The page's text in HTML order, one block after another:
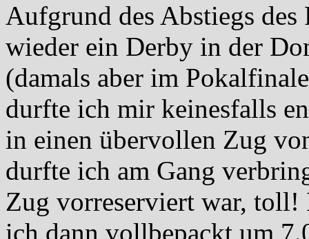
Aufgrund des Abstiegs des
wieder ein Derby in der
(damals aber im
durfte ich mir keinesfalls
in einen übervollen Zug
durfte ich am Gang
Zug vorreserviert war, toll!
ich dann vollbepackt um